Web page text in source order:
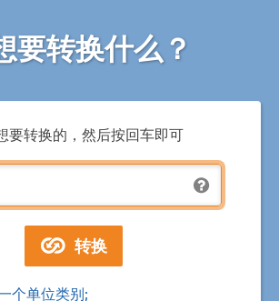
要转换什么？
要转换的，然后按回车即可
个单位类别;